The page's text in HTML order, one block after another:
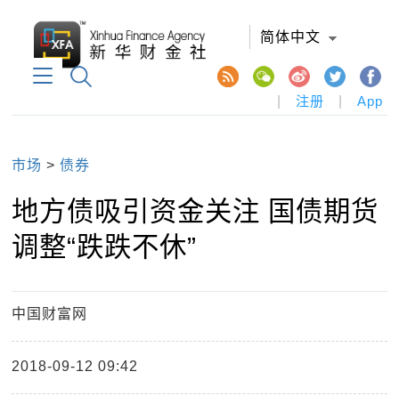
简体中文
注册 App
市场 >债券
地方债吸引资金关注 国债期货
调整“跌跌不休”
中国财富网
2018-09-12 09:42